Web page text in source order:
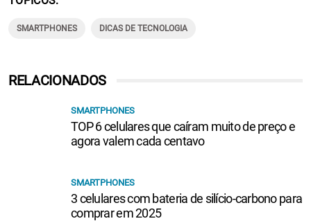
SMARTPHONES DICAS DE TECNOLOGIA
RELACIONADOS
SMARTPHONES
TOP 6 celulares que caíram muito de preço e
agora valem cada centavo
SMARTPHONES
3 celulares com bateria de silício-carbono para
comprar em 2025